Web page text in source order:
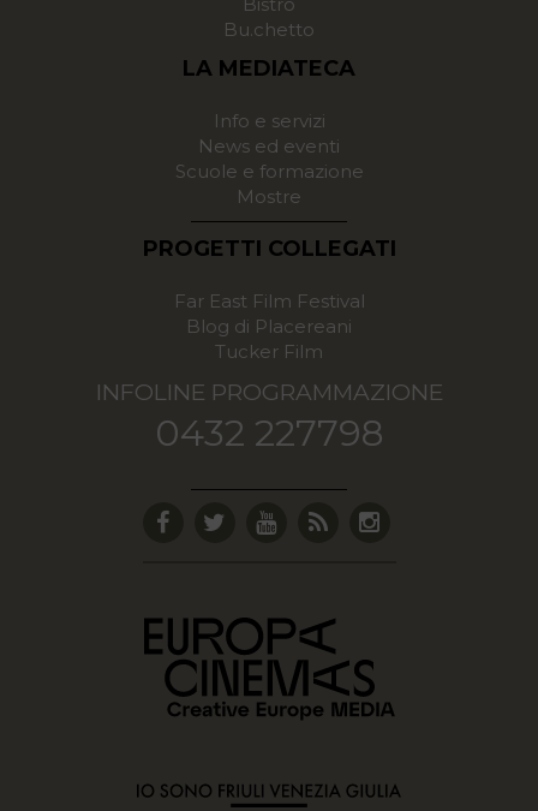
Bu.chetto
LA MEDIATECA
Info e servizi
News ed eventi
Scuole e formazione
Mostre
PROGETTI COLLEGATI
Far East Film Festival
Blog di Placereani
Tucker Film
INFOLINE PROGRAMMAZIONE
0432 227798